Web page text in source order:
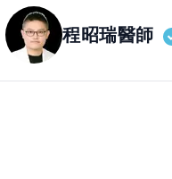
程昭瑞醫師